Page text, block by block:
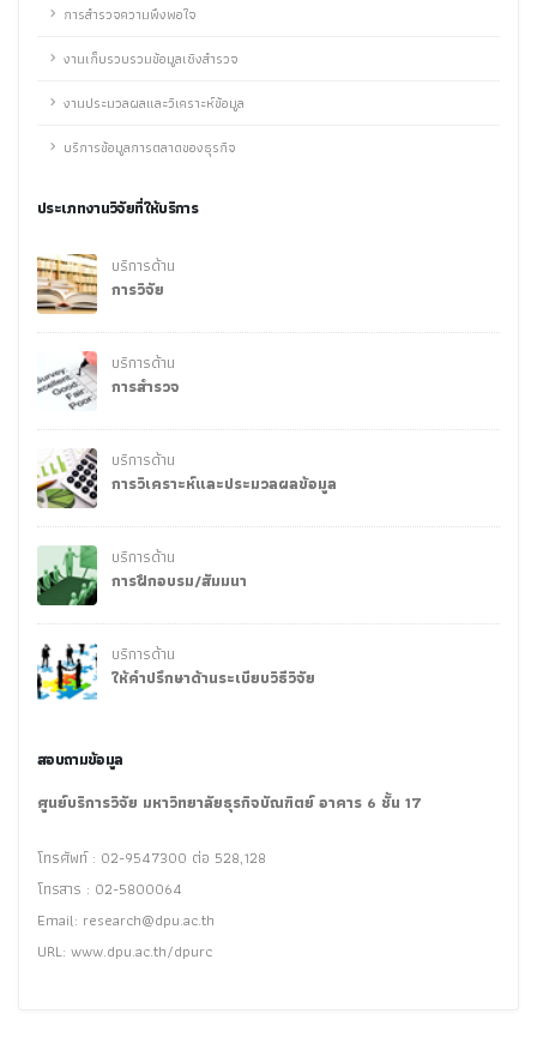
การสำรวจความพึงพอใจ
งานเก็บรวบรวมข้อมูลเชิงสำรวจ
งานประมวลผลและวิเคราะห์ข้อมูล
บริการข้อมูลการตลาดของธุรกิจ
ประเภทงานวิจัยที่ให้บริการ
บริการด้าน
การวิจัย
บริการด้าน
การสำรวจ
บริการด้าน
การวิเคราะห์และประมวลผลข้อมูล
บริการด้าน
การฝึกอบรม/สัมมนา
บริการด้าน
ให้คำปรึกษาด้านระเบียบวิธีวิจัย
สอบถามข้อมูล
ศูนย์บริการวิจัย มหาวิทยาลัยธุรกิจบัณฑิตย์ อาคาร 6 ชั้น 17
โทรศัพท์ : 02-9547300 ต่อ 528,128
โทรสาร : 02-5800064
Email: research@dpu.ac.th
URL: www.dpu.ac.th/dpurc